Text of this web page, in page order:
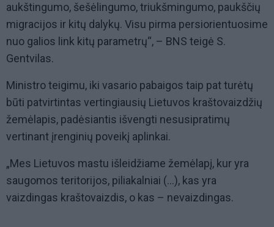
aukštingumo, šešėlingumo, triukšmingumo, paukščių
migracijos ir kitų dalykų. Visu pirma persiorientuosime
nuo galios link kitų parametrų“, – BNS teigė S.
Gentvilas.
Ministro teigimu, iki vasario pabaigos taip pat turėtų
būti patvirtintas vertingiausių Lietuvos kraštovaizdžių
žemėlapis, padėsiantis išvengti nesusipratimų
vertinant įrenginių poveikį aplinkai.
„Mes Lietuvos mastu išleidžiame žemėlapį, kur yra
saugomos teritorijos, piliakalniai (...), kas yra
vaizdingas kraštovaizdis, o kas – nevaizdingas.